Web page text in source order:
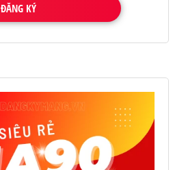
ĐĂNG KÝ